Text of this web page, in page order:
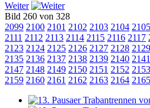
Weiter
Bild 260 von 328
2099 2100 2101 2102 2103 2104 2105
2111 2112 2113 2114 2115 2116 2117
2123 2124 2125 2126 2127 2128 2129
2135 2136 2137 2138 2139 2140 2141
2147 2148 2149 2150 2151 2152 2153
2159 2160 2161 2162 2163 2164 2165